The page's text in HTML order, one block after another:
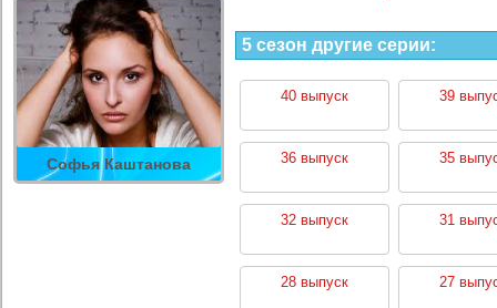
Софья Каштанова
5 сезон другие серии:
40 выпуск 39
36 выпуск 35
32 выпуск 31
28 выпуск 27